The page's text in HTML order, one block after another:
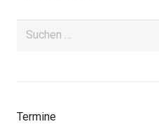
Suchen
Termine